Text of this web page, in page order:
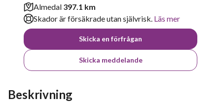
Almedal 397.1 km
Skador är försäkrade utan självrisk. Läs mer
Skicka en förfrågan
Skicka meddelande
Beskrivning